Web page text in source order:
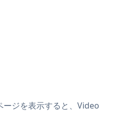
ジを表示すると、Video